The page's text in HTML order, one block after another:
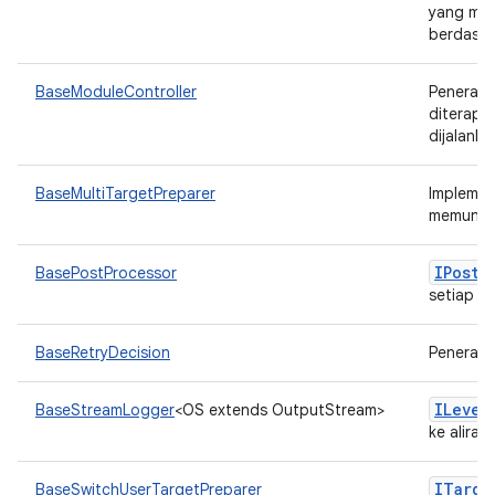
yang
BaseModuleController
BaseMultiTargetPreparer
BasePostProcessor IPost
setiap
BaseRetryDecision
BaseStreamLogger<OS extends OutputStream>
ke
BaseSwitchUserTargetPreparer